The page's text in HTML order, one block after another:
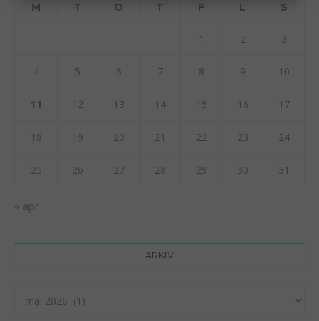
M T O T F L S
1 2 3
4 5 6 7 8 9 10
11 12 13 14 15 16 17
18 19 20 21 22 23 24
25 26 27 28 29 30 31
« apr
ARKIV